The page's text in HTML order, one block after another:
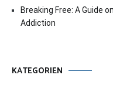
Breaking Free: A Guide
Addiction
KATEGORIEN